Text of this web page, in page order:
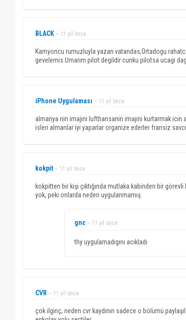
BLACK ~ 11 yıl önce
Kamyoncu rumuzluyla yazan vatandas,Ortadogu
gevelemis.Umarim pilot degildir cunku pilotsa ucagi
iPhone Uygulaması ~ 11 yıl önce
almanya nin imajini lufthansanin imajini kurtarmak
isleri almanlar iyi yaparlar organize ederler fransiz
kokpit ~ 11 yıl önce
kokpitten bir kişi çıktığında mutlaka kabinden bir
yok, peki onlarda neden uygulanmamış.
gnc ~ 11 yıl önce
thy uygulamadıgını acıkladı
CVR ~ 11 yıl önce
çok ilginç, neden cvr kaydının sadece o bölümü